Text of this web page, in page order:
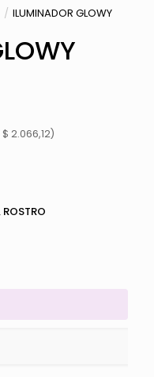
/ ILUMINADOR GLOWY
2.066,12)
ROSTRO